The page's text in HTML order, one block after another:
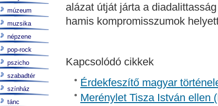
alázat útját járta a
hamis kompromisszumok
Kapcsolódó cikkek
Érdekfeszítő magyar
Merénylet Tisza István ellen
múzeum
muzsika
népzene
pop-rock
pszicho
szabadtér
színház
tánc